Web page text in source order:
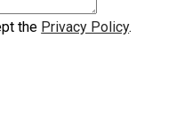
the Privacy Policy.